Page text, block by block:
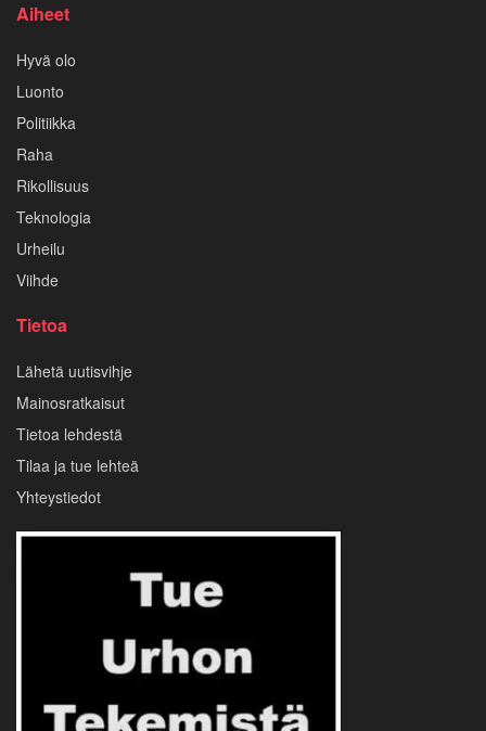
Aiheet
Hyvä olo
Luonto
Politiikka
Raha
Rikollisuus
Teknologia
Urheilu
Viihde
Tietoa
Lähetä uutisvihje
Mainosratkaisut
Tietoa lehdestä
Tilaa ja tue lehteä
Yhteystiedot